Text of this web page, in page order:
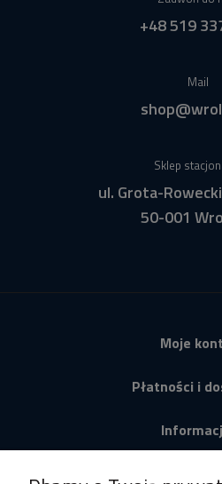
+48 519
Mail
Sklep
ul. Grota-
50-001
Moje
Płatności i